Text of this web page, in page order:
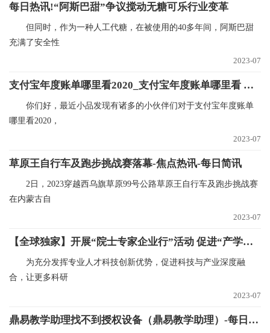
每日热讯!“阿斯巴甜”争议搅动无糖可乐行业变革
但同时，作为一种人工代糖，在被使用的40多年间，阿斯巴甜
充满了安全性
2023-07
支付宝年度账单哪里看2020_支付宝年度账单哪里看 观焦点
你们好，最近小品发现有诸多的小伙伴们对于支付宝年度账单
哪里看2020，
2023-07
草原王自行车及跑步挑战赛落幕-焦点热讯-每日简讯
2日，2023穿越西乌旗草原99号公路草原王自行车及跑步挑战赛
在内蒙古自
2023-07
【全球独家】开展“院士专家企业行”活动 促进“产学研用”融合发展
为充分发挥专业人才科技创新优势，促进科技与产业深度融
合，让更多科研
2023-07
鼎易教学助理找不到授权设备（鼎易教学助理）-每日看点